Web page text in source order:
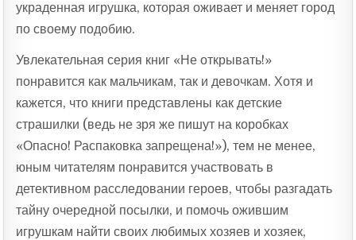
украденная игрушка, которая оживает и меняет город
по своему подобию.
Увлекательная серия книг «Не открывать!»
понравится как мальчикам, так и девочкам. Хотя и
кажется, что книги представлены как детские
страшилки (ведь не зря же пишут на коробках
«Опасно! Распаковка запрещена!»), тем не менее,
юным читателям понравится участвовать в
детективном расследовании героев, чтобы разгадать
тайну очередной посылки, и помочь ожившим
игрушкам найти своих любимых хозяев и хозяек,